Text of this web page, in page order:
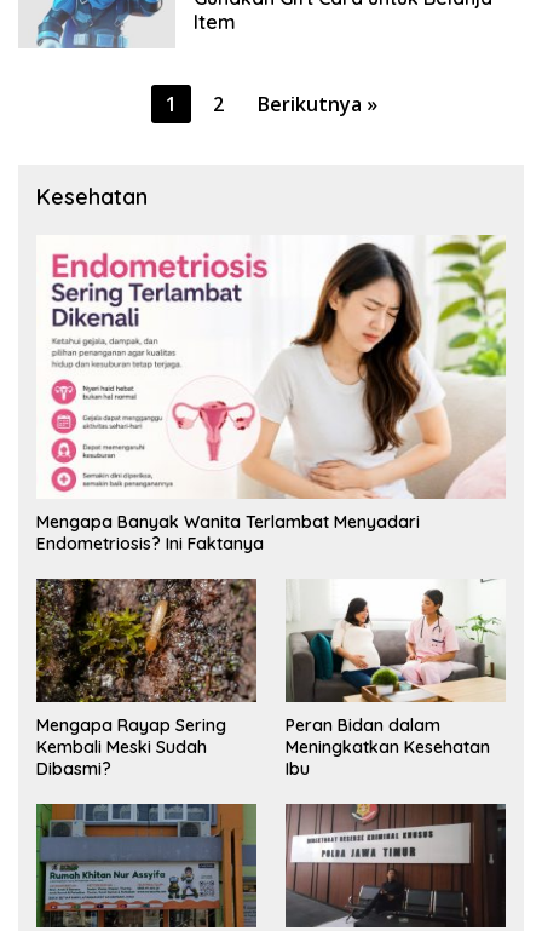
Item
1 2 Berikutnya »
Kesehatan
Mengapa Banyak Wanita Terlambat Menyadari
Endometriosis? Ini Faktanya
Mengapa Rayap Sering
Kembali Meski Sudah
Dibasmi?
Peran Bidan dalam
Meningkatkan Kesehatan
Ibu